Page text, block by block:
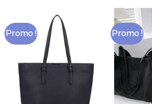
Promo ! Promo !